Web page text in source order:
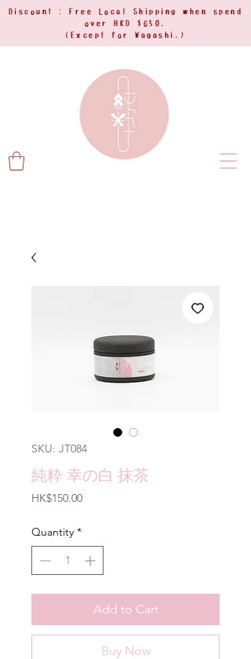
Discount : Free Local Shipping when spend
over HKD $650.
(Except for Wagashi.)
SKU: JT084
純粋 幸の白 抹茶
HK$150.00Price
Quantity *
Add to Cart
Buy Now